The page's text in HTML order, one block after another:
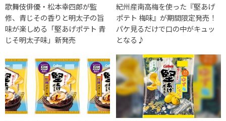
歌舞伎俳優・松本幸四郎が監
修、青じその香りと明太子の旨
味が楽しめる「堅あげポテト 青
じそ明太子味」新発売
紀州産南高梅を使った『堅あげ
ポテト 梅味』が期間限定発売！
パケ見るだけで口の中がキュッ
となる♪